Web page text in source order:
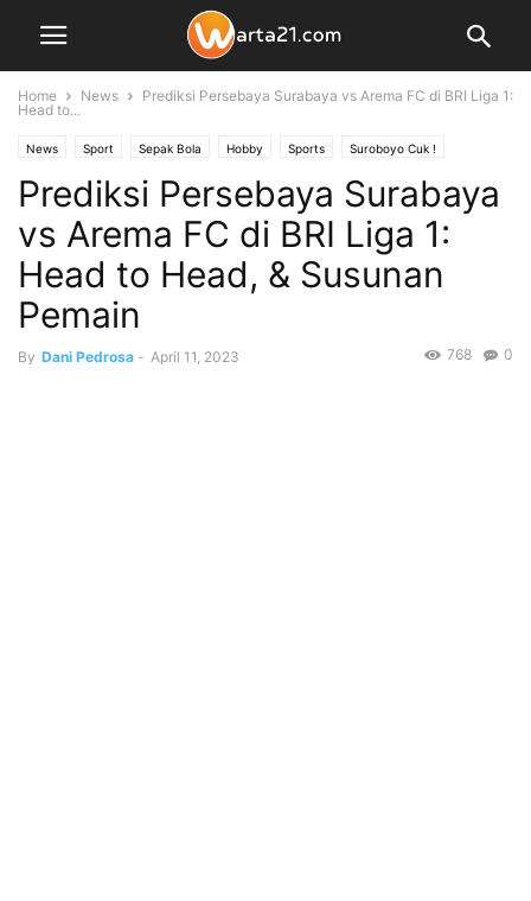
Home News
Prediksi Persebaya Surabaya vs Arema FC di BRI Liga 1:
Head to...
News Sport Sepak Bola Hobby Sports Suroboyo Cuk !
Suroboyo cuk! warta Sports
Prediksi Persebaya Surabaya
vs Arema FC di BRI Liga 1:
Head to Head, & Susunan
Pemain
By Dani Pedrosa - April 11, 2023 0
768